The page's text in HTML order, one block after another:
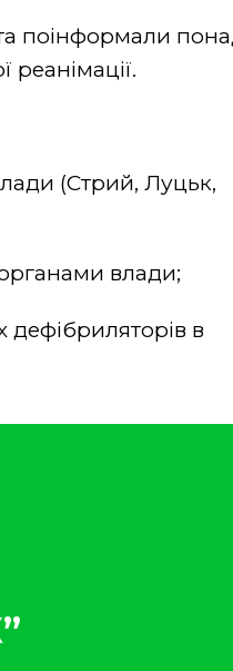
поінформали
(Стрий, Луцьк,
влади;
дефібриляторів в